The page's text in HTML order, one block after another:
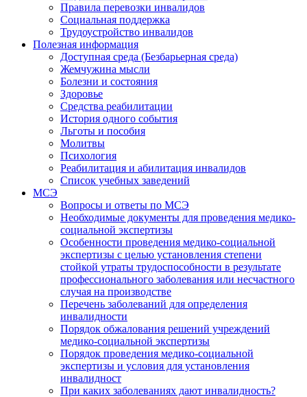
Правила перевозки инвалидов
Социальная поддержка
Трудоустройство инвалидов
Полезная информация
Доступная среда (Безбарьерная среда)
Жемчужина мысли
Болезни и состояния
Здоровье
Средства реабилитации
История одного события
Льготы и пособия
Молитвы
Психология
Реабилитация и абилитация инвалидов
Список учебных заведений
МСЭ
Вопросы и ответы по МСЭ
Необходимые документы для проведения медико-
социальной экспертизы
Особенности проведения медико-социальной
экспертизы с целью установления степени
стойкой утраты трудоспособности в результате
профессионального заболевания или несчастного
случая на производстве
Перечень заболеваний для определения
инвалидности
Порядок обжалования решений учреждений
медико-социальной экспертизы
Порядок проведения медико-социальной
экспертизы и условия для установления
инвалидност
При каких заболеваниях дают инвалидность?